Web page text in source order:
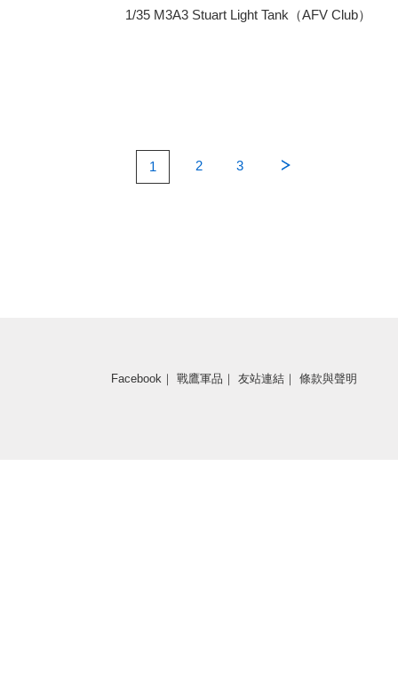
1/35 M3A3 Stuart Light Tank（AFV Club）
1 2 3
Facebook ｜ 戰鷹軍品 ｜ 友站連結 ｜ 條款與聲明